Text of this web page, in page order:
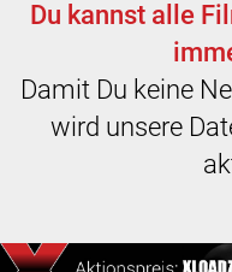
Du kannst alle
Damit Du keine
wird unsere